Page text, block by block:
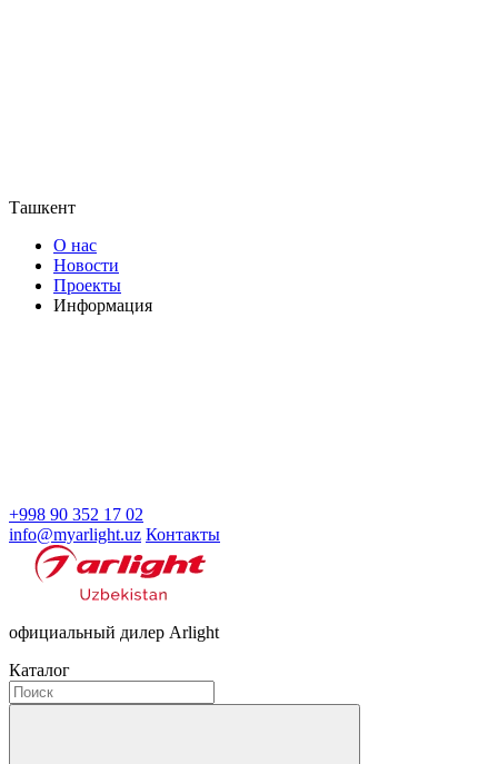
Ташкент
О нас
Новости
Проекты
Информация
+998 90 352 17 02
info@myarlight.uz Контакты
официальный дилер Arlight
Каталог